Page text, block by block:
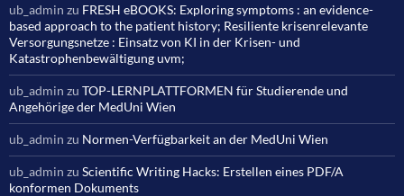
ub_admin zu FRESH eBOOKS: Exploring symptoms : an evidence-
based approach to the patient history; Resiliente krisenrelevante
Versorgungsnetze : Einsatz von KI in der Krisen- und
Katastrophenbewältigung uvm;
ub_admin zu TOP-LERNPLATTFORMEN für Studierende und
Angehörige der MedUni Wien
ub_admin zu Normen-Verfügbarkeit an der MedUni Wien
ub_admin zu Scientific Writing Hacks: Erstellen eines PDF/A
konformen Dokuments